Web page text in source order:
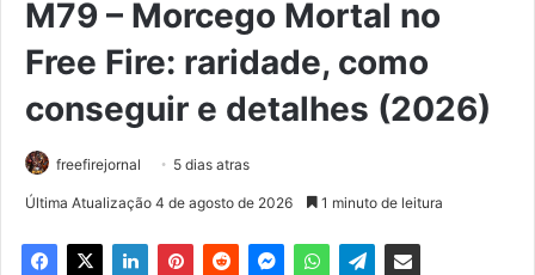
M79 – Morcego Mortal no
Free Fire: raridade, como
conseguir e detalhes (2026)
freefirejornal 5 dias atras
Última Atualização 4 de agosto de 2026 1 minuto de leitura